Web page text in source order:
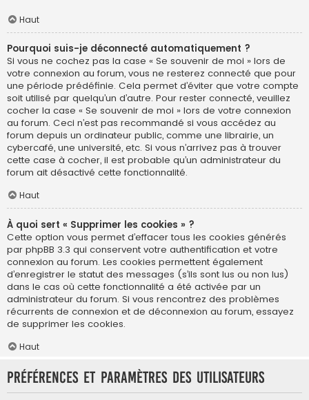
Haut
Pourquoi suis-je déconnecté automatiquement ?
Si vous ne cochez pas la case « Se souvenir de moi » lors de
votre connexion au forum, vous ne resterez connecté que pour
une période prédéfinie. Cela permet d’éviter que votre compte
soit utilisé par quelqu’un d’autre. Pour rester connecté, veuillez
cocher la case « Se souvenir de moi » lors de votre connexion
au forum. Ceci n’est pas recommandé si vous accédez au
forum depuis un ordinateur public, comme une librairie, un
cybercafé, une université, etc. Si vous n’arrivez pas à trouver
cette case à cocher, il est probable qu’un administrateur du
forum ait désactivé cette fonctionnalité.
Haut
À quoi sert « Supprimer les cookies » ?
Cette option vous permet d’effacer tous les cookies générés
par phpBB 3.3 qui conservent votre authentification et votre
connexion au forum. Les cookies permettent également
d’enregistrer le statut des messages (s’ils sont lus ou non lus)
dans le cas où cette fonctionnalité a été activée par un
administrateur du forum. Si vous rencontrez des problèmes
récurrents de connexion et de déconnexion au forum, essayez
de supprimer les cookies.
Haut
Préférences et paramètres des utilisateurs